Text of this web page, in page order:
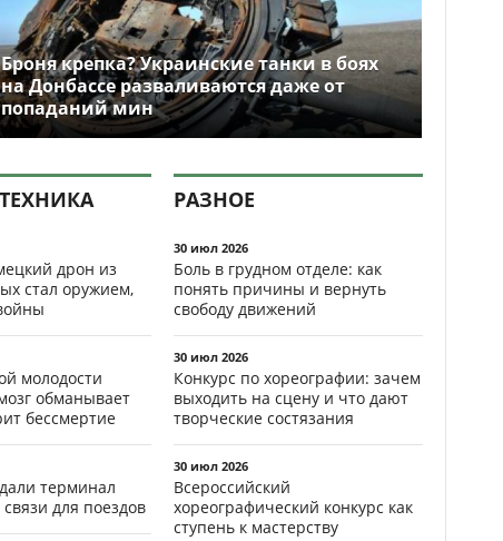
Броня крепка? Украинские танки в боях
на Донбассе разваливаются даже от
попаданий мин
дрон из
стал оружием,
молодости
обманывает
бессмертие
терминал
для поездов
РАЗНОЕ
30 июл 2026
Боль в грудном отделе: как
понять причины и вернуть
свободу движений
30 июл 2026
Конкурс по хореографии: зачем
выходить на сцену и что дают
творческие состязания
30 июл 2026
Всероссийский
хореографический конкурс как
ступень к мастерству